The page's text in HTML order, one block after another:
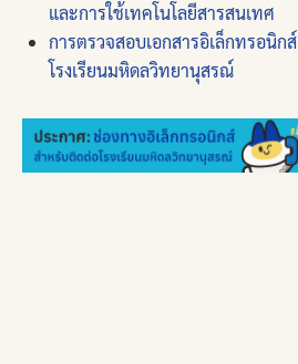
และการใช้เทคโนโลยีสารสนเทศ
การตรวจสอบเอกสารอิเล็กทรอนิกส์
โรงเรียนมหิดลวิทยานุสรณ์